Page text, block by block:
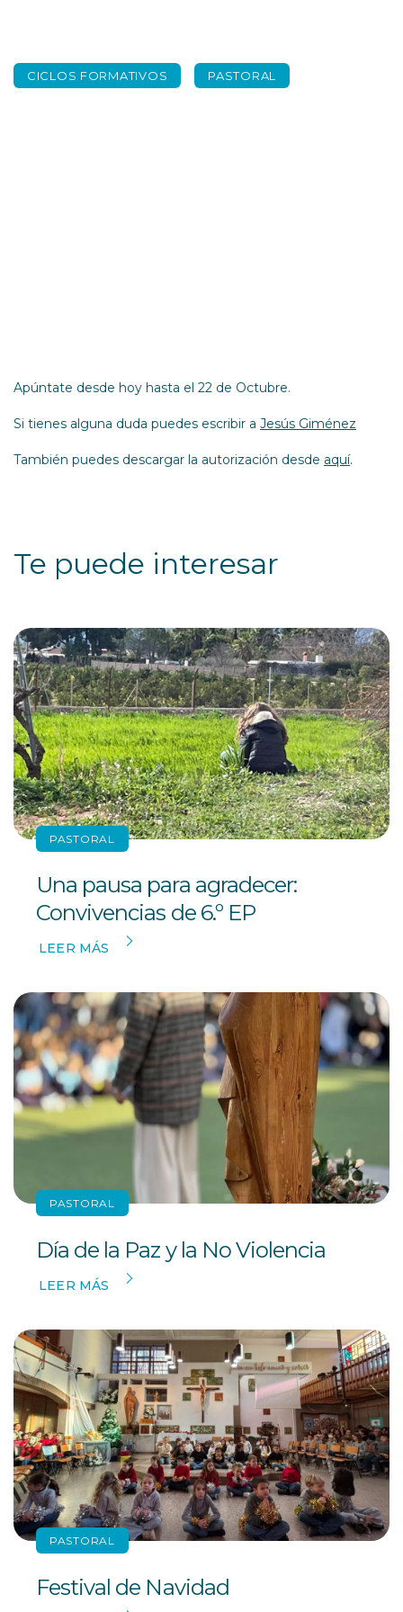
CICLOS FORMATIVOS PASTORAL
Apúntate desde hoy hasta el 22 de Octubre.
Si tienes alguna duda puedes escribir a Jesús Giménez
También puedes descargar la autorización desde aquí.
Te puede interesar
PASTORAL
Una pausa para agradecer:
Convivencias de 6.º EP
LEER MÁS
PASTORAL
Día de la Paz y la No Violencia
LEER MÁS
PASTORAL
Festival de Navidad